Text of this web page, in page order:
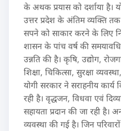
के अथक प्रयास को दर्शाया है।
उत्तर प्रदेश के अंतिम व्यक्ति
सपने को साकार करने के लिए
शासन के पांच वर्ष की
उन्नति की है। कृषि, उद्योग,
शिक्षा, चिकित्सा, सुरक्षा
योगी सरकार ने सराहनीय कार्य
रही है। वृद्धजन, विधवा एवं
सहायता प्रदान की जा रही
व्यवस्था की गई है। जिन